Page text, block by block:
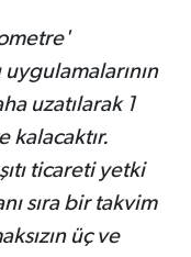
uygulamalarının
uzatılarak 1
kalacaktır.
ticareti yetki
sıra bir takvim
üç ve